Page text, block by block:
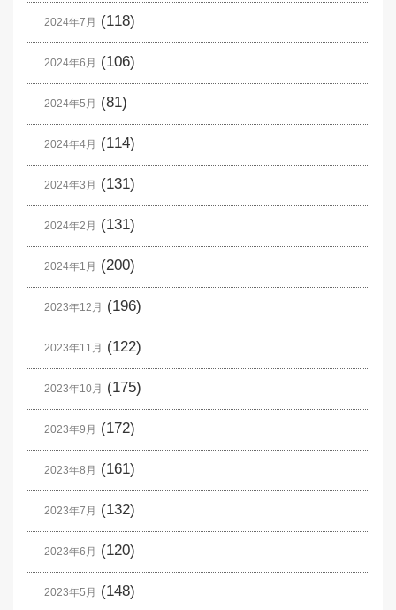
2024年7月 (118)
2024年6月 (106)
2024年5月 (81)
2024年4月 (114)
2024年3月 (131)
2024年2月 (131)
2024年1月 (200)
2023年12月 (196)
2023年11月 (122)
2023年10月 (175)
2023年9月 (172)
2023年8月 (161)
2023年7月 (132)
2023年6月 (120)
2023年5月 (148)